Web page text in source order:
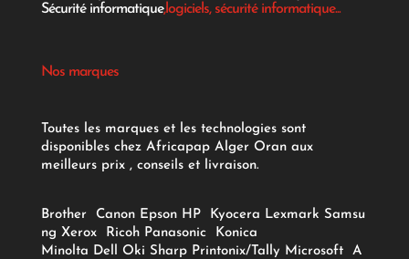
Sécurité informatique,logiciels, sécurité informatique...
Nos marques
Toutes les marques et les technologies sont
disponibles chez Africapap Alger Oran aux
meilleurs prix , conseils et livraison.
Brother Canon Epson HP Kyocera Lexmark Samsu
ng Xerox Ricoh Panasonic
Konica
Minolta Dell Oki Sharp Printonix/Tally Microsoft
A